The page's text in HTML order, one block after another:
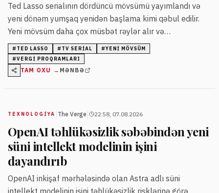
Ted Lasso serialının dördüncü mövsümü yayımlandı və
yeni dönəm yumşaq yenidən başlama kimi qəbul edilir.
Yeni mövsüm daha çox müsbət rəylər alır və
tamaşaçılara müsbət duyğular ötürür.
# TED LASSO # TV SERIAL #YENI MÖVSÜM
#VERGI PROQRAMLARI
TAM OXU → MƏNBƏ
TEXNOLOGIYA The Verge 22:58, 07.08.2026
OpenAI təhlükəsizlik səbəbindən yeni
süni intellekt modelinin işini
dayandırıb
OpenAI inkişaf mərhələsində olan Astra adlı süni
intellekt modelinin işini təhlükəsizlik risklərinə görə